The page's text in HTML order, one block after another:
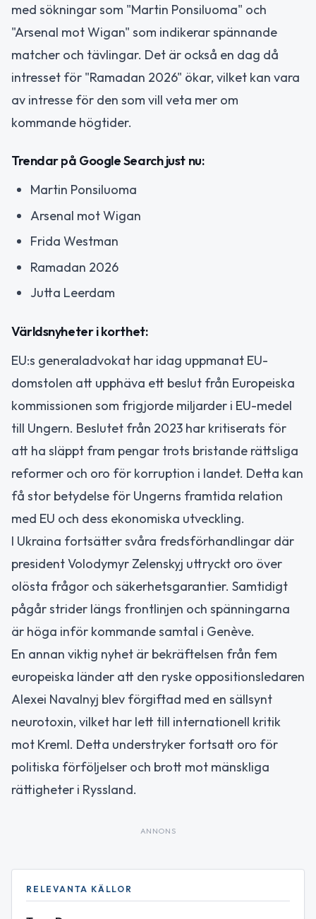
med sökningar som "Martin Ponsiluoma" och
"Arsenal mot Wigan" som indikerar spännande
matcher och tävlingar. Det är också en dag då
intresset för "Ramadan 2026" ökar, vilket kan vara
av intresse för den som vill veta mer om
kommande högtider.
Trendar på Google Search just nu:
Martin Ponsiluoma
Arsenal mot Wigan
Frida Westman
Ramadan 2026
Jutta Leerdam
Världsnyheter i korthet:
EU:s generaladvokat har idag uppmanat EU-
domstolen att upphäva ett beslut från Europeiska
kommissionen som frigjorde miljarder i EU-medel
till Ungern. Beslutet från 2023 har kritiserats för
att ha släppt fram pengar trots bristande rättsliga
reformer och oro för korruption i landet. Detta kan
få stor betydelse för Ungerns framtida relation
med EU och dess ekonomiska utveckling.
I Ukraina fortsätter svåra fredsförhandlingar där
president Volodymyr Zelenskyj uttryckt oro över
olösta frågor och säkerhetsgarantier. Samtidigt
pågår strider längs frontlinjen och spänningarna
är höga inför kommande samtal i Genève.
En annan viktig nyhet är bekräftelsen från fem
europeiska länder att den ryske oppositionsledaren
Alexei Navalnyj blev förgiftad med en sällsynt
neurotoxin, vilket har lett till internationell kritik
mot Kreml. Detta understryker fortsatt oro för
politiska förföljelser och brott mot mänskliga
rättigheter i Ryssland.
ANNONS
RELEVANTA KÄLLOR